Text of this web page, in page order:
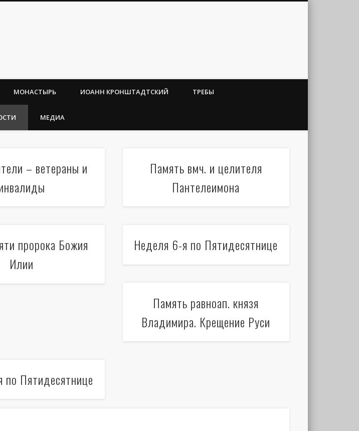
МОНАСТЫРЬ ИОАНН КРОНШТАДТСКИЙ ТРЕБЫ
МЕДИА
– ветераны и
Память вмч. и целителя
Пантелеимона
пророка Божия
Илии
Неделя 6-я по Пятидесятнице
Память равноап. князя
Владимира. Крещение Руси
по Пятидесятнице